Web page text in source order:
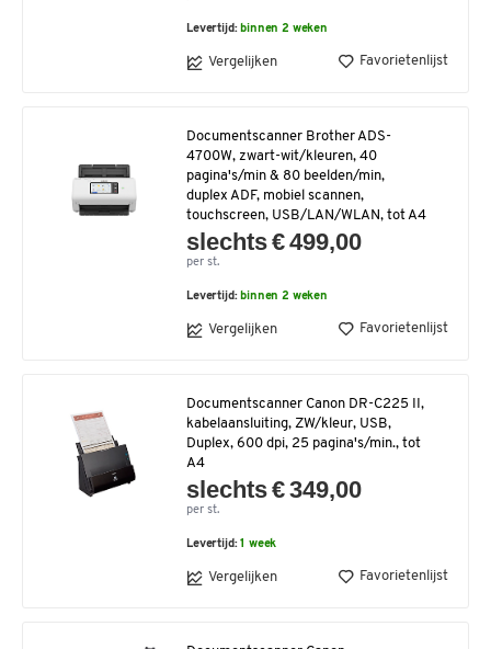
Levertijd: binnen 2 weken
Vergelijken Favorietenlijst
Documentscanner Brother ADS-
4700W, zwart-wit/kleuren, 40
pagina's/min & 80 beelden/min,
duplex ADF, mobiel scannen,
touchscreen, USB/LAN/WLAN, tot A4
slechts € 499,00
per st.
Levertijd: binnen 2 weken
Vergelijken Favorietenlijst
Documentscanner Canon DR-C225 II,
kabelaansluiting, ZW/kleur, USB,
Duplex, 600 dpi, 25 pagina's/min., tot
A4
slechts € 349,00
per st.
Levertijd:1 week
Vergelijken Favorietenlijst